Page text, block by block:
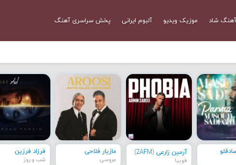
آهنگ شاد موزیک ویدیو آلبوم ایرانی پخش سراسری آهنگ
آرمین زارعی (2AFM)
فوبیا
مازیار فلاحی
عروسی
فرزاد فرزین
شب و روز